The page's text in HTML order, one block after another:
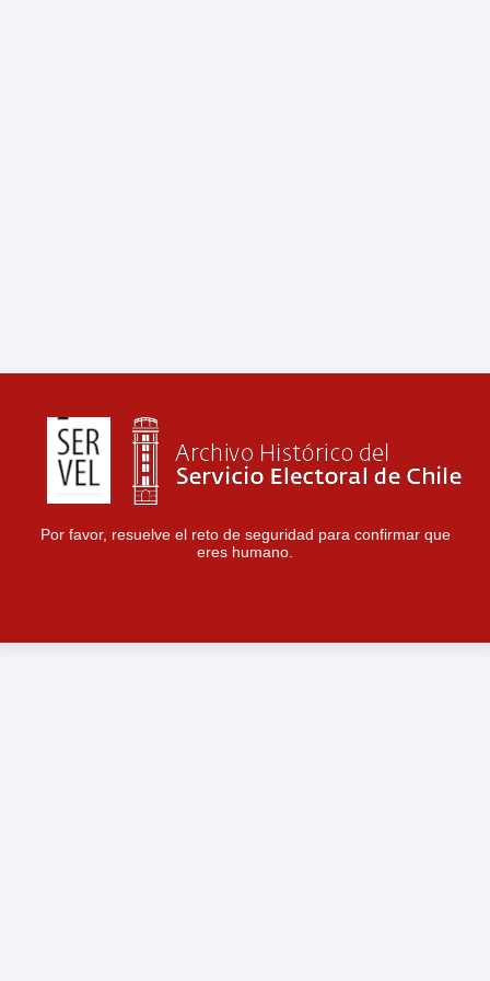
Por favor, resuelve el reto de seguridad para confirmar que
eres humano.